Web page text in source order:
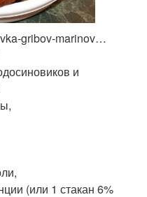
gribov-marinov…
и
(или 1 стакан 6%